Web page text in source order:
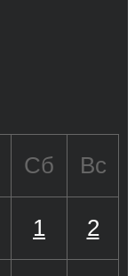
Сб Вс
1 2